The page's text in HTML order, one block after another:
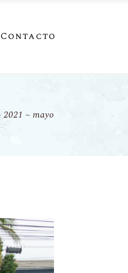
Contacto
2021 mayo